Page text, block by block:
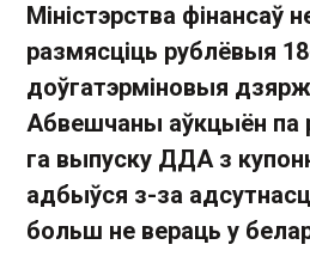
Міністэрства фінансаў
размясціць рублёвыя
доўгатэрміновыя
Абвешчаны аўкцыён па
га выпуску ДДА з
адбыўся з-за
больш не вераць у